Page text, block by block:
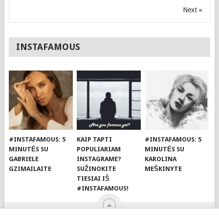
Next »
INSTAFAMOUS
#INSTAFAMOUS: 5
MINUTĖS SU
GABRIELE
GZIMAILAITE
KAIP TAPTI
POPULIARIAM
INSTAGRAME?
SUŽINOKITE
TIESIAI IŠ
#INSTAFAMOUS!
#INSTAFAMOUS: 5
MINUTĖS SU
KAROLINA
MEŠKINYTE